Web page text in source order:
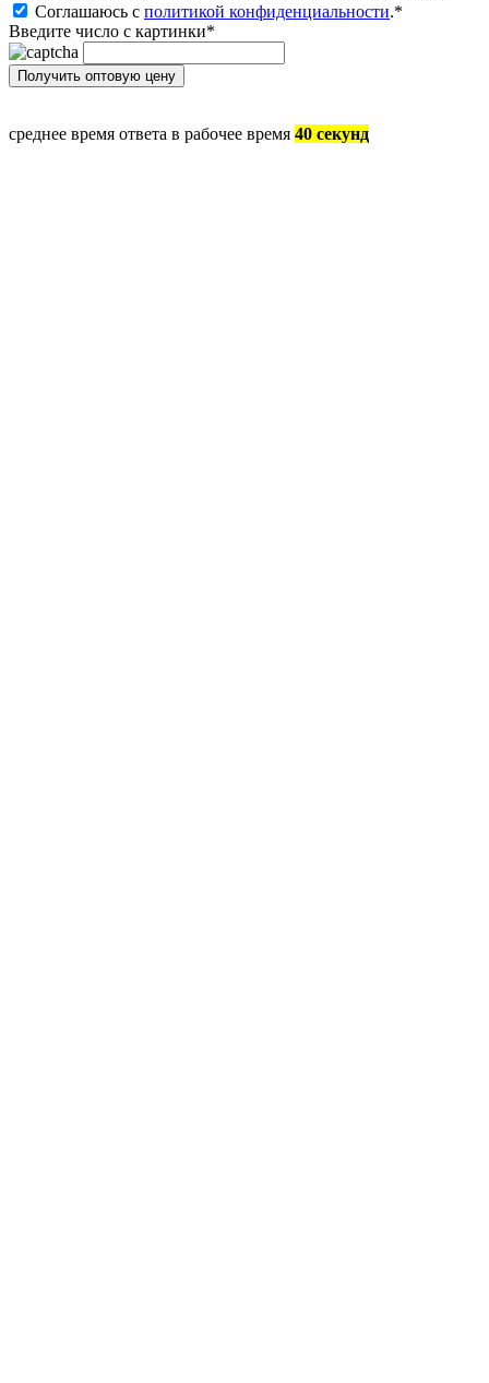
Соглашаюсь с политикой конфиденциальности.*
Введите число с картинки*
среднее время ответа в рабочее время 40 секунд